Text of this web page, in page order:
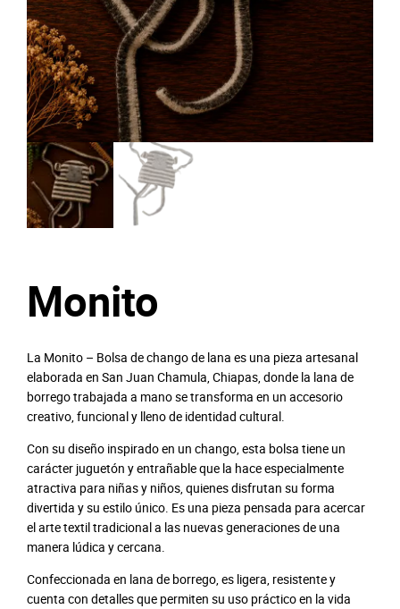
Monito
La Monito – Bolsa de chango de lana es una pieza artesanal
elaborada en San Juan Chamula, Chiapas, donde la lana de
borrego trabajada a mano se transforma en un accesorio
creativo, funcional y lleno de identidad cultural.
Con su diseño inspirado en un chango, esta bolsa tiene un
carácter juguetón y entrañable que la hace especialmente
atractiva para niñas y niños, quienes disfrutan su forma
divertida y su estilo único. Es una pieza pensada para acercar
el arte textil tradicional a las nuevas generaciones de una
manera lúdica y cercana.
Confeccionada en lana de borrego, es ligera, resistente y
cuenta con detalles que permiten su uso práctico en la vida